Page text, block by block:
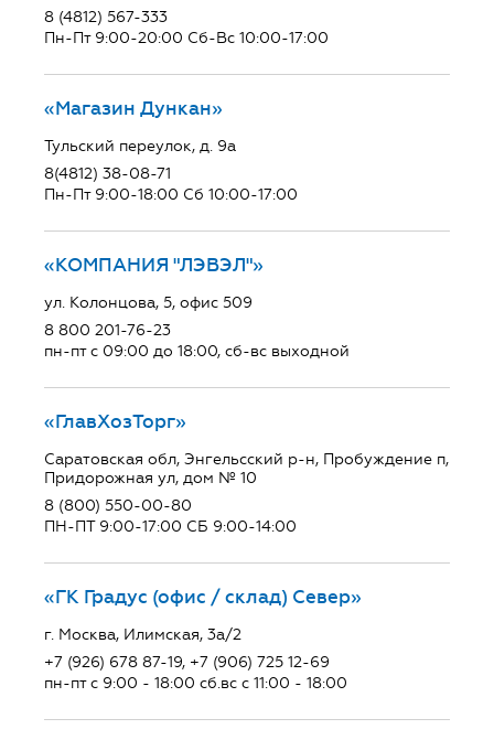
8 (4812) 567-333
Пн-Пт 9:00-20:00 Сб-Вс 10:00-17:00
«Магазин Дункан»
Тульский переулок, д. 9а
8(4812) 38-08-71
Пн-Пт 9:00-18:00 Сб 10:00-17:00
«КОМПАНИЯ "ЛЭВЭЛ"»
ул. Колонцова, 5, офис 509
8 800 201-76-23
пн-пт с 09:00 до 18:00, сб-вс выходной
«ГлавХозТорг»
Саратовская обл, Энгельсский р-н, Пробуждение п,
Придорожная ул, дом № 10
8 (800) 550-00-80
ПН-ПТ 9:00-17:00 СБ 9:00-14:00
«ГК Градус (офис / склад) Север»
г. Москва, Илимская, 3а/2
+7 (926) 678 87-19, +7 (906) 725 12-69
пн-пт с 9:00 - 18:00 сб.вс с 11:00 - 18:00